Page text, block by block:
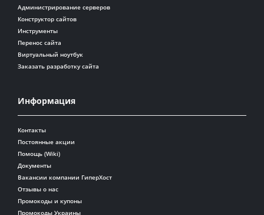
Администрирование серверов
Конструктор сайтов
Инструменты
Перенос сайта
Виртуальный ноутбук
Заказать разработку сайта
Информация
Контакты
Постоянные акции
Помощь (Wiki)
Документы
Вакансии компании ГиперХост
Отзывы о нас
Промокоды и купоны
Промокоды Украины